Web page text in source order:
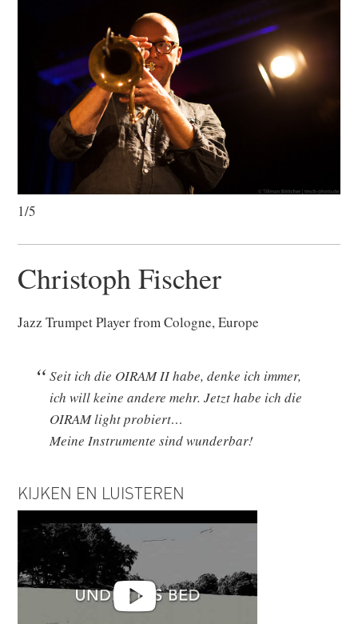
1/5
Christoph Fischer
Jazz Trumpet Player from Cologne, Europe
Seit ich die OIRAM II habe, denke ich immer,
ich will keine andere mehr. Jetzt habe ich die
OIRAM light probiert…
Meine Instrumente sind wunderbar!
KIJKEN EN LUISTEREN